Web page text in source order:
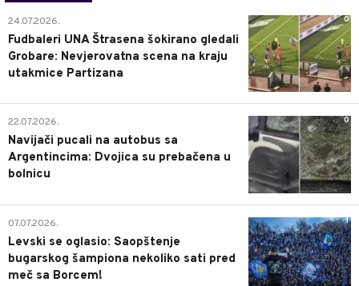
0
24.07.2026.
Fudbaleri UNA Štrasena šokirano gledali
Grobare: Nevjerovatna scena na kraju
utakmice Partizana
0
22.07.2026.
Navijači pucali na autobus sa
Argentincima: Dvojica su prebačena u
bolnicu
1
07.07.2026.
Levski se oglasio: Saopštenje
bugarskog šampiona nekoliko sati pred
meč sa Borcem!